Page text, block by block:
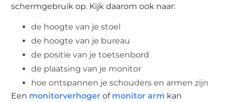
schermgebruik op. Kijk daarom ook naar:
de hoogte van je stoel
de hoogte van je bureau
de positie van je toetsenbord
de plaatsing van je monitor
hoe ontspannen je schouders en armen zijn
Een monitorverhoger of monitor arm kan